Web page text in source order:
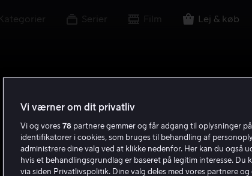
Kategorier Serier Film Lej & køb
Vi værner om dit privatliv
Vi og vores 78 partnere gemmer og får adgang til oplysninger
identifikatorer i cookies, som bruges til behandling af
administrere dine valg ved at klikke nedenfor. Her kan du også
hvis et behandlingsgrundlag er baseret på legitim interesse.
via siden Privatlivspolitik. Dine valg deles med vores partnere